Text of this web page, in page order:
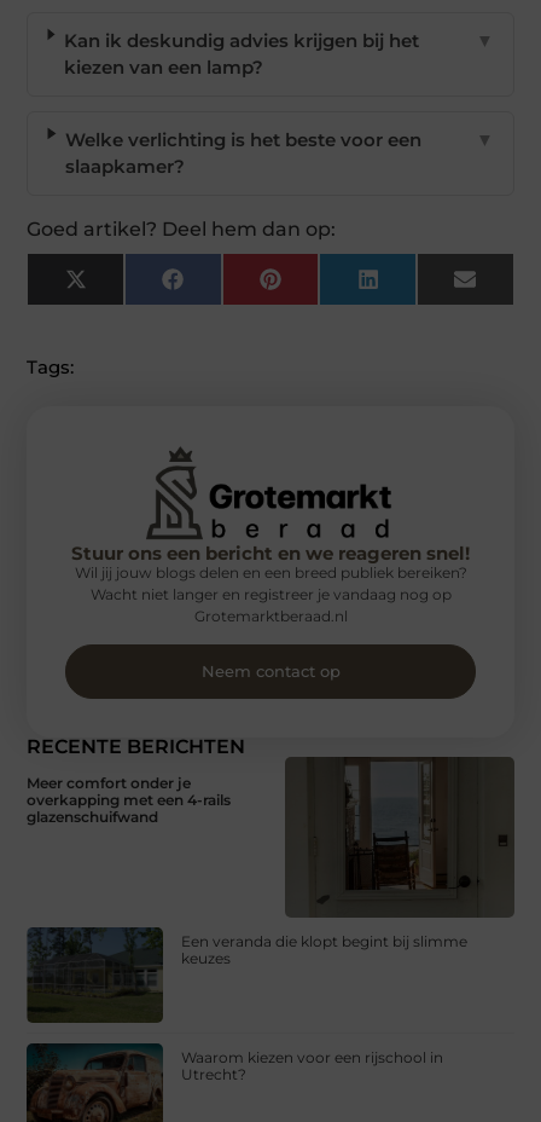
Kan ik deskundig advies krijgen bij het
kiezen van een lamp?
▼
Welke verlichting is het beste voor een
slaapkamer?
▼
Goed artikel? Deel hem dan op:
X
(Twitter)
FacebookPinterest LinkedIn Email
Tags:
RECENTE BERICHTEN
Meer comfort onder je
overkapping met een 4-rails
glazenschuifwand
Een veranda die klopt begint bij slimme
keuzes
Waarom kiezen voor een rijschool in
Utrecht?
Stuur ons een bericht en we reageren snel!
Wil jij jouw blogs delen en een breed publiek bereiken?
Wacht niet langer en registreer je vandaag nog op
Grotemarktberaad.nl
Neem contact op